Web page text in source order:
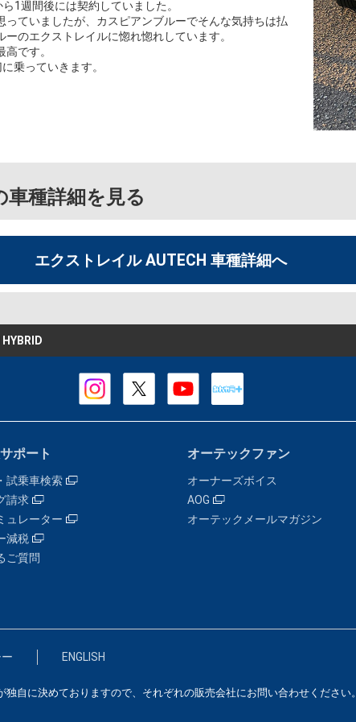
1週間後には契約していました。
ていましたが、カスピアンブルーでそんな気持ちは払
のエクストレイルに惚れ惚れしています。
です。
乗っていきます。
車種詳細を見る
エクストレイル AUTECH 車種詳細へ
ポート
試乗車検索
請求
ュレーター
減税
ご質問
オーテックファン
オーナーズボイス
AOG
オーテックメールマガジン
ENGLISH
自に決めておりますので、それぞれの販売会社にお問い合わせください。